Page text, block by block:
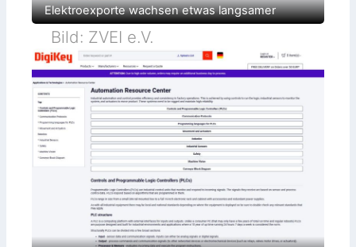
n
d
S
c
u
r
i
t
y
d
p
r
o
d
u
k
t
v
Elektroexporte wachsen etwas langsamer
Bild: ZVEI e.V.